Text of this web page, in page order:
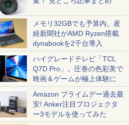
メモリ32GBでも予算内。産
経新聞社がAMD Ryzen搭載
dynabookを2千台導入
ハイグレードテレビ「TCL
Q7D Pro」。圧巻の色彩美で
映画＆ゲームが極上体験に
Amazon プライムデー過去最
安! Anker注目プロジェクタ
ー3モデルを使ってみた